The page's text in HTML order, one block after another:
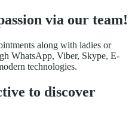
via our team!
along with ladies or
WhatsApp, Viber, Skype, E-
technologies.
to discover